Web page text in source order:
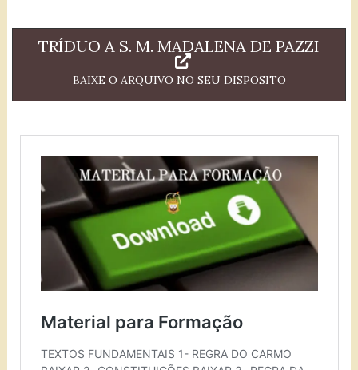
TRÍDUO A S. M. MADALENA DE PAZZI
BAIXE O ARQUIVO NO SEU DISPOSITO